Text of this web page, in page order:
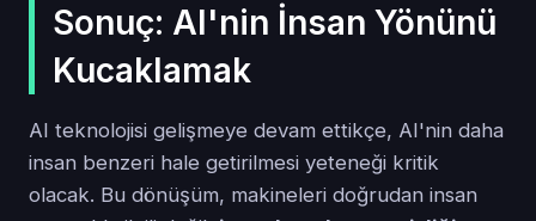
Sonuç: AI'nin İnsan Yönünü
Kucaklamak
AI teknolojisi gelişmeye devam ettikçe, AI'nin daha
insan benzeri hale getirilmesi yeteneği kritik
olacak. Bu dönüşüm, makineleri doğrudan insan